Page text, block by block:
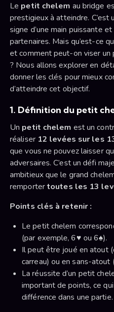
Le petit chelem au bridge
prestigieux à atteindre.
signe d’une main puissante
partenaires. Mais qu’est-ce
et comment peut-on viser un
? Nous allons explorer en
donner les clés pour mieux
d’atteindre cet objectif.
1. Définition du petit
Un petit chelem est un
réaliser 12 levées sur les
que vous ne pouvez laisser
adversaires. C’est un défi
ambitieux que le grand
remportertoutes les 13
Points clés à retenir :
Le petit chelem
(par exemple, 6♥ ou 6♠).
Il peut être joué en atout
carreau) ou en sans-atout
La réussite d’un petit
important de points, ce
différence dans une partie.